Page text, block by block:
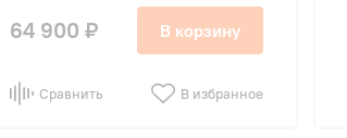
64 900 ₽ В корзину
Сравнить В избранное